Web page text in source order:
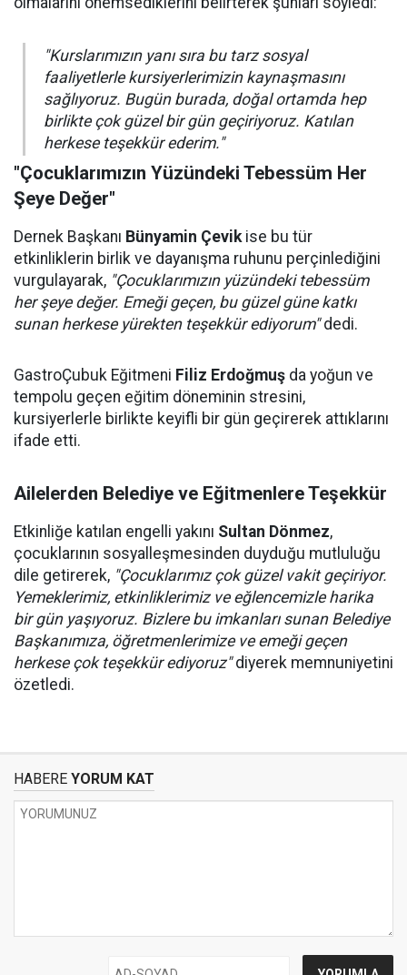
"Kurslarımızın yanı sıra bu tarz sosyal
faaliyetlerle kursiyerlerimizin kaynaşmasını
sağlıyoruz. Bugün burada, doğal ortamda hep
birlikte çok güzel bir gün geçiriyoruz. Katılan
herkese teşekkür ederim."
"Çocuklarımızın Yüzündeki Tebessüm Her
Şeye Değer"
Dernek Başkanı Bünyamin Çevikise bu tür
etkinliklerin birlik ve dayanışma ruhunu perçinlediğini
vurgulayarak, "Çocuklarımızın yüzündeki tebessüm
her şeye değer. Emeği geçen, bu güzel güne katkı
sunan herkese yürekten teşekkür ediyorum"dedi.
GastroÇubuk Eğitmeni Filiz Erdoğmuş da yoğun ve
tempolu geçen eğitim döneminin stresini,
kursiyerlerle birlikte keyifli bir gün geçirerek attıklarını
ifade etti.
Ailelerden Belediye ve Eğitmenlere Teşekkür
Etkinliğe katılan engelli yakını Sultan Dönmez,
çocuklarının sosyalleşmesinden duyduğu mutluluğu
dile getirerek, "Çocuklarımız çok güzel vakit geçiriyor.
Yemeklerimiz, etkinliklerimiz ve eğlencemizle harika
bir gün yaşıyoruz. Bizlere bu imkanları sunan Belediye
Başkanımıza, öğretmenlerimize ve emeği geçen
herkese çok teşekkür ediyoruz"diyerek memnuniyetini
özetledi.
HABERE YORUM KAT